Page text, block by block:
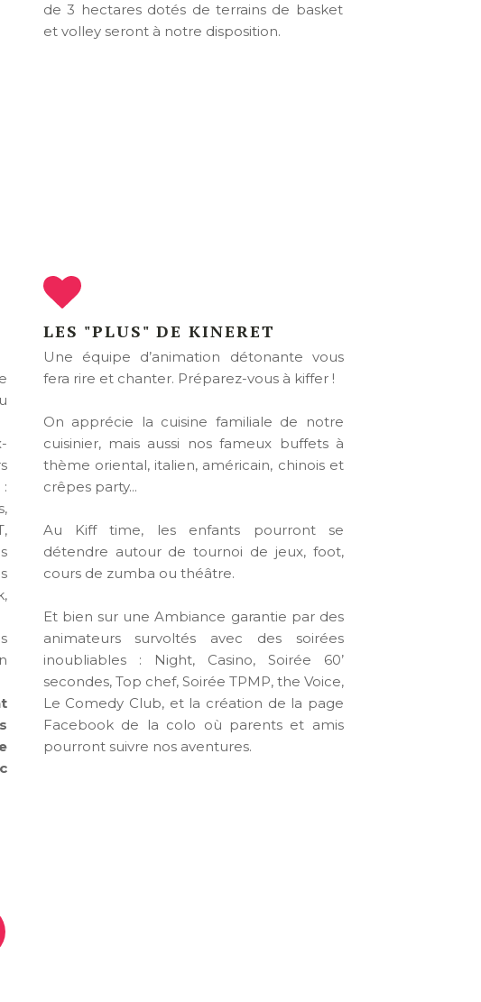
de 3 hectares dotés de terrains de basket
et volley seront à notre disposition.
LES "PLUS" DE KINERET
Une équipe d’animation détonante vous
fera rire et chanter. Préparez-vous à kiffer !
On apprécie la cuisine familiale de notre
cuisinier, mais aussi nos fameux buffets à
thème oriental, italien, américain, chinois et
crêpes party...
Au Kiff time, les enfants pourront se
détendre autour de tournoi de jeux, foot,
cours de zumba ou théâtre.
Et bien sur une Ambiance garantie par des
animateurs survoltés avec des soirées
inoubliables : Night, Casino, Soirée 60’
secondes, Top chef, Soirée TPMP, the Voice,
Le Comedy Club, et la création de la page
Facebook de la colo où parents et amis
pourront suivre nos aventures.